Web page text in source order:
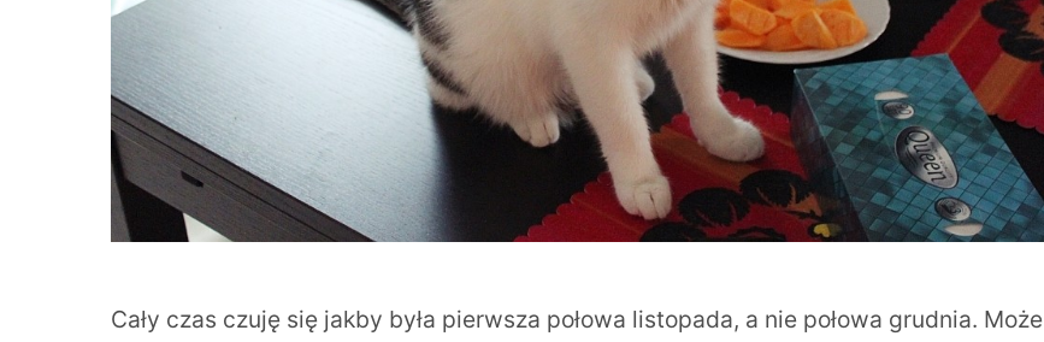
Cały czas czuję się jakby była pierwsza połowa listopada, a nie połowa grudnia. Może